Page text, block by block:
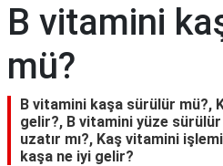
B vitamini
mü?
B vitamini kaşa sürülür mü?,
gelir?, B vitamini yüze
uzatır mı?, Kaş vitamini
kaşa ne iyi gelir?